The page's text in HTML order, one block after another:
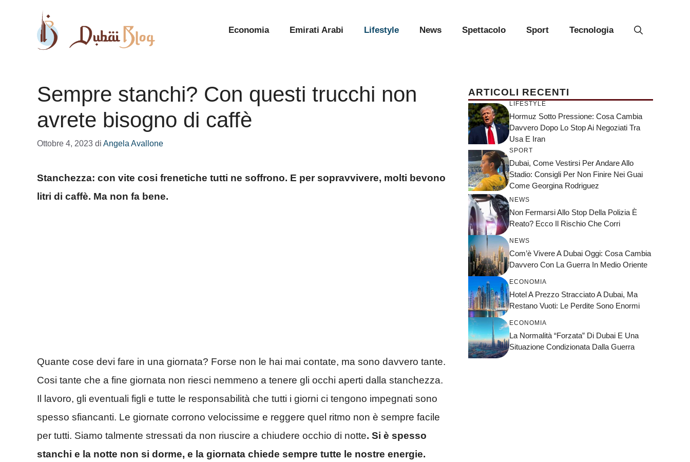
contenuto
Economia Emirati Arabi Lifestyle News Spettacolo Sport Tecnologia
Sempre stanchi? Con questi trucchi non
avrete bisogno di caffè
Ottobre 4, 2023 di Angela Avallone
Stanchezza: con vite cosi frenetiche tutti ne soffrono. E per sopravvivere, molti bevono
litri di caffè. Ma non fa bene.
Quante cose devi fare in una giornata? Forse non le hai mai contate, ma sono davvero tante.
Cosi tante che a fine giornata non riesci nemmeno a tenere gli occhi aperti dalla stanchezza.
Il lavoro, gli eventuali figli e tutte le responsabilità che tutti i giorni ci tengono impegnati sono
spesso sfiancanti. Le giornate corrono velocissime e reggere quel ritmo non è sempre facile
per tutti. Siamo talmente stressati da non riuscire a chiudere occhio di notte. Si è spesso
stanchi e la notte non si dorme, e la giornata chiede sempre tutte le nostre energie.
ARTICOLI RECENTI
LIFESTYLE
Hormuz Sotto Pressione: Cosa Cambia
Davvero Dopo Lo Stop Ai Negoziati Tra
Usa E Iran
SPORT
Dubai, Come Vestirsi Per Andare Allo
Stadio: Consigli Per Non Finire Nei Guai
Come Georgina Rodriguez
NEWS
Non Fermarsi Allo Stop Della Polizia È
Reato? Ecco Il Rischio Che Corri
NEWS
Com’è Vivere A Dubai Oggi: Cosa Cambia
Davvero Con La Guerra In Medio Oriente
ECONOMIA
Hotel A Prezzo Stracciato A Dubai, Ma
Restano Vuoti: Le Perdite Sono Enormi
ECONOMIA
La Normalità “forzata” Di Dubai E Una
Situazione Condizionata Dalla Guerra